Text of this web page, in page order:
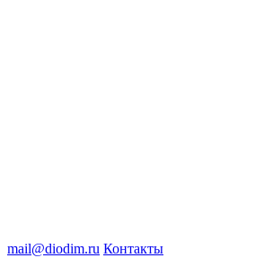
mail@diodim.ru Контакты